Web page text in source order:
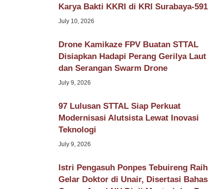
Karya Bakti KKRI di KRI Surabaya-591
July 10, 2026
Drone Kamikaze FPV Buatan STTAL
Disiapkan Hadapi Perang Gerilya Laut
dan Serangan Swarm Drone
July 9, 2026
97 Lulusan STTAL Siap Perkuat
Modernisasi Alutsista Lewat Inovasi
Teknologi
July 9, 2026
Istri Pengasuh Ponpes Tebuireng Raih
Gelar Doktor di Unair, Disertasi Bahas